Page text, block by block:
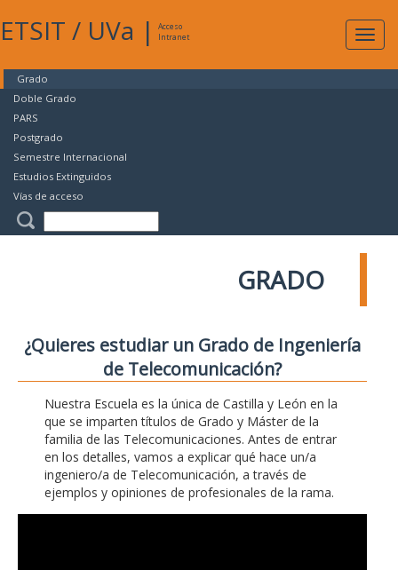
ETSIT / UVa |
Acceso
Intranet
Grado
Doble Grado
PARS
Postgrado
Semestre Internacional
Estudios Extinguidos
Vías de acceso
GRADO
¿Quieres estudiar un Grado de Ingeniería
de Telecomunicación?
Nuestra Escuela es la única de Castilla y León en la
que se imparten títulos de Grado y Máster de la
familia de las Telecomunicaciones. Antes de entrar
en los detalles, vamos a explicar qué hace un/a
ingeniero/a de Telecomunicación, a través de
ejemplos y opiniones de profesionales de la rama.